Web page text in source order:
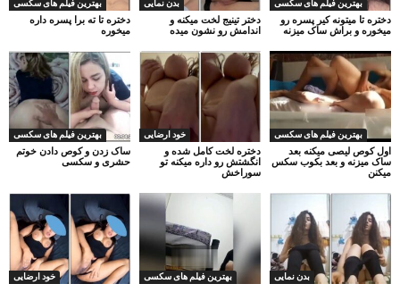
بهترین فیلم های سکسی
دختره تا ته برا پسره داره
میخوره
بدن نمایی
دختر تینیج لخت میکنه و
اندامش رو نشون میده
بهترین فیلم های سکسی
دختره تا میتونه کیر پسره رو
میخوره و براش ساک میزنه
بهترین فیلم های سکسی
ساک زدن و کوص دادن خوتم
حشری و سکسی
خود ارضایی
دختره لخت کامل شده و
انگشتش رو داره میکنه تو
سوراخش
بهترین فیلم های سکسی
اول کوص لیصی میکنه بعد
ساک میزنه و بعد بکوب سکس
میکنن
خود ارضایی بهترین فیلم های سکسی بدن نمایی